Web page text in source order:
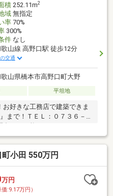
積252.11m2
域無指定
率70%
300%
件なし
山線 高野口駅 徒歩12分
交通
山県橋本市高野口町大野
平坦地
好きな工務店で建築できま
まで！ＴＥＬ：０７３６－２
小田 550万円
万円
価:9.17万円）